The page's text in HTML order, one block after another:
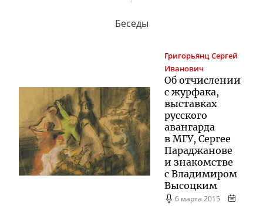
Беседы
ГригорьянцСергей
Иванович
Об отчислении
с журфака,
выставках
русского
авангарда
в МГУ, Сергее
Параджанове
и знакомстве
с Владимиром
Высоцким
6 марта 2015